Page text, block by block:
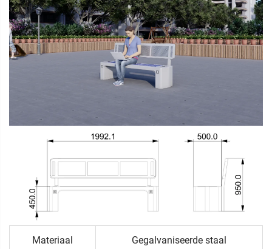
Materiaal Gegalvaniseerde staal